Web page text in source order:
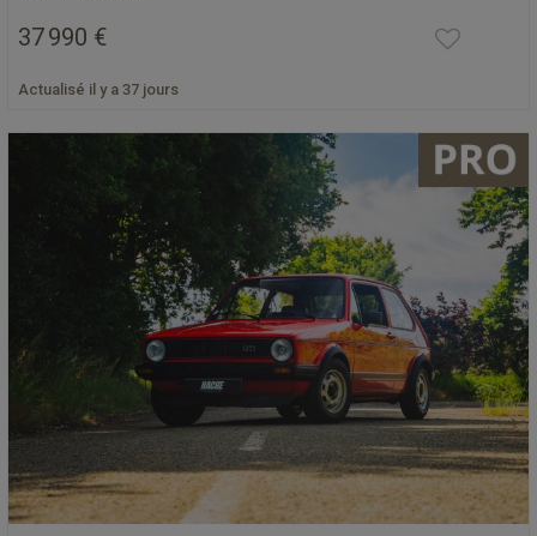
37 990 €
Actualisé il y a 37 jours